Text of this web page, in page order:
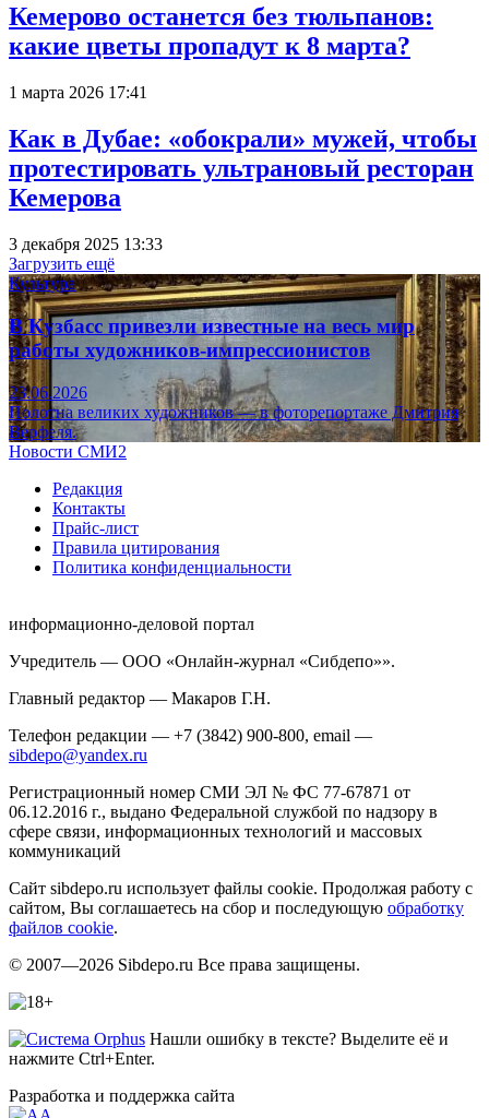
Кемерово останется без тюльпанов:
какие цветы пропадут к 8 марта?
1 марта 2026 17:41
Как в Дубае: «обокрали» мужей, чтобы
протестировать ультрановый ресторан
Кемерова
3 декабря 2025 13:33
Загрузить ещё
Культура
В Кузбасс привезли известные на весь мир
работы художников-импрессионистов
23.06.2026
Полотна великих художников — в фоторепортаже Дмитрия
Верфеля.
Новости СМИ2
Редакция
Контакты
Прайс-лист
Правила цитирования
Политика конфиденциальности
информационно-деловой портал
Учредитель — ООО «Онлайн-журнал «Сибдепо»».
Главный редактор — Макаров Г.Н.
Телефон редакции — +7 (3842) 900-800, email —
sibdepo@yandex.ru
Регистрационный номер СМИ ЭЛ № ФС 77-67871 от
06.12.2016 г., выдано Федеральной службой по надзору в
сфере связи, информационных технологий и массовых
коммуникаций
Сайт sibdepo.ru использует файлы cookie. Продолжая работу с
сайтом, Вы соглашаетесь на сбор и последующую обработку
файлов cookie.
© 2007—2026 Sibdepo.ru Все права защищены.
Нашли ошибку в тексте? Выделите её и
нажмите Ctrl+Enter.
Разработка и поддержка сайта